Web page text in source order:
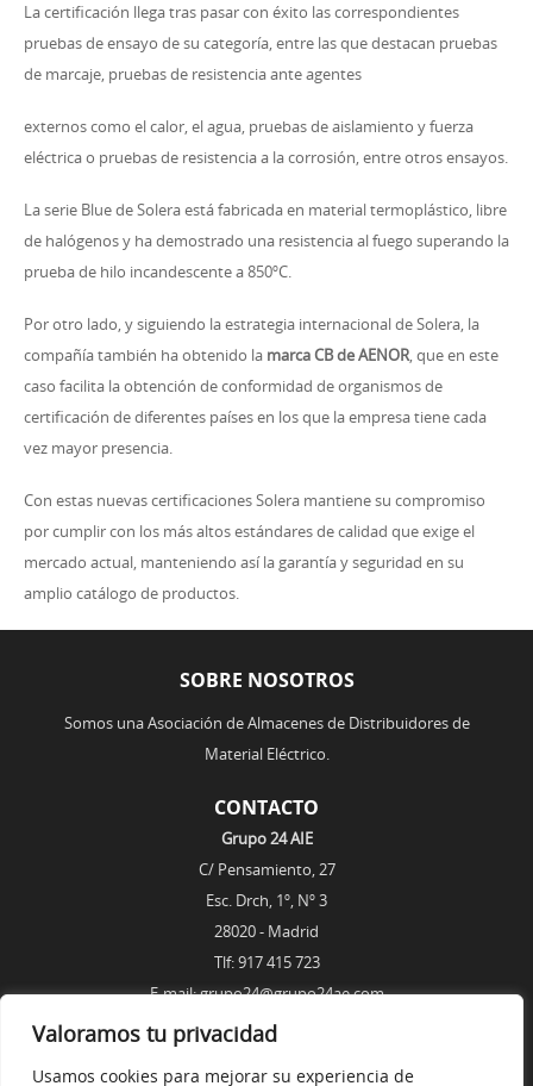
Valoramos tu privacidad
Usamos cookies para mejorar su experiencia de
La certificación llega tras pasar con éxito las correspondientes
pruebas de ensayo de su categoría, entre las que destacan pruebas
de marcaje, pruebas de resistencia ante agentes
externos como el calor, el agua, pruebas de aislamiento y fuerza
eléctrica o pruebas de resistencia a la corrosión, entre otros ensayos.
La serie Blue de Solera está fabricada en material termoplástico, libre
de halógenos y ha demostrado una resistencia al fuego superando la
prueba de hilo incandescente a 850ºC.
Por otro lado, y siguiendo la estrategia internacional de Solera, la
compañía también ha obtenido la marca CB de AENOR, que en este
caso facilita la obtención de conformidad ​de organismos de
certificación de diferentes países en los que la empresa tiene cada
vez mayor presencia.
Con estas nuevas certificaciones Solera mantiene su compromiso
por cumplir con los más altos estándares de calidad que exige el
mercado actual, manteniendo así la garantía y seguridad en su
amplio catálogo de productos.
SOBRE NOSOTROS
Somos una Asociación de Almacenes de Distribuidores de
Material Eléctrico.
CONTACTO
Grupo 24 AIE
C/ Pensamiento, 27
Esc. Drch, 1º, Nº 3
28020 - Madrid
Tlf: 917 415 723
E-mail: grupo24@grupo24ae.com
ENLACES
AVISO LEGAL